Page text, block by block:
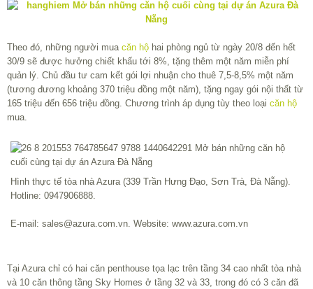
Theo đó, những người mua căn hộ hai phòng ngủ từ ngày 20/8 đến hết
30/9 sẽ được hưởng chiết khấu tới 8%, tặng thêm một năm miễn phí
quản lý. Chủ đầu tư cam kết gói lợi nhuận cho thuê 7,5-8,5% một năm
(tương đương khoảng 370 triệu đồng một năm), tặng ngay gói nội thất từ
165 triệu đến 656 triệu đồng. Chương trình áp dụng tùy theo loại căn hộ
mua.
Hình thực tế tòa nhà Azura (339 Trần Hưng Đạo, Sơn Trà, Đà Nẵng).
Hotline: 0947906888.
E-mail: sales@azura.com.vn. Website: www.azura.com.vn
Tại Azura chỉ có hai căn penthouse tọa lạc trên tầng 34 cao nhất tòa nhà
và 10 căn thông tầng Sky Homes ở tầng 32 và 33, trong đó có 3 căn đã